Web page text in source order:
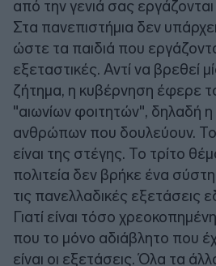
από την γενιά σας
Στα πανεπιστήμια δεν
ώστε τα παιδιά που
εξεταστικές. Αντί να βρεθεί
ζήτημα, η κυβέρνηση έφερε
"αιωνίων φοιτητών", δηλαδή η
ανθρώπων που δουλεύουν.
είναι της στέγης. Το τρίτο
πολιτεία δεν βρήκε ένα
τις πανελλαδικές εξετάσεις
Γιατί είναι τόσο
που το μόνο αδιάβλητο που
είναι οι εξετάσεις. Όλα τα